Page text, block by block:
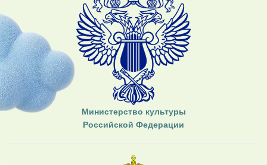
Министерство культуры
Российской Федерации